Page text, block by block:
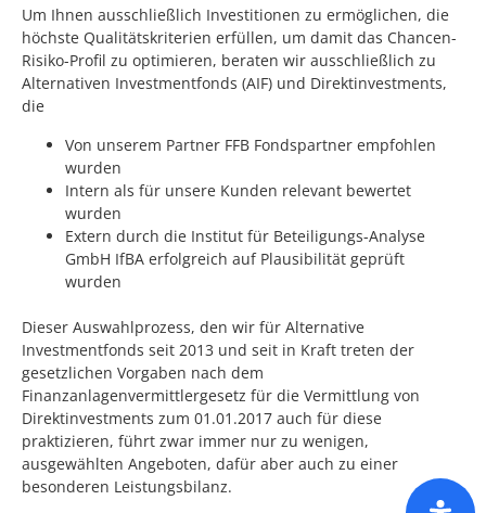
Um Ihnen ausschließlich Investitionen zu ermöglichen, die
höchste Qualitätskriterien erfüllen, um damit das Chancen-
Risiko-Profil zu optimieren, beraten wir ausschließlich zu
Alternativen Investmentfonds (AIF) und Direktinvestments,
die
Von unserem Partner FFB Fondspartner empfohlen
wurden
Intern als für unsere Kunden relevant bewertet
wurden
Extern durch die Institut für Beteiligungs-Analyse
GmbH IfBA erfolgreich auf Plausibilität geprüft
wurden
Dieser Auswahlprozess, den wir für Alternative
Investmentfonds seit 2013 und seit in Kraft treten der
gesetzlichen Vorgaben nach dem
Finanzanlagenvermittlergesetz für die Vermittlung von
Direktinvestments zum 01.01.2017 auch für diese
praktizieren, führt zwar immer nur zu wenigen,
ausgewählten Angeboten, dafür aber auch zu einer
besonderen Leistungsbilanz.